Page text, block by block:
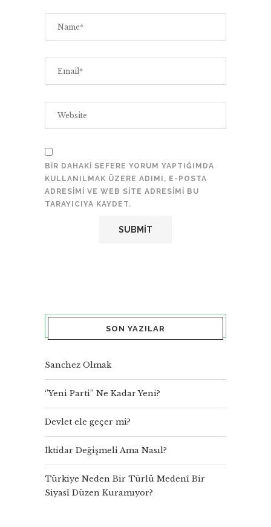
BIR DAHAKI SEFERE YORUM YAPTIĞIMDA
KULLANILMAK ÜZERE ADIMI, E-POSTA
ADRESIMI VE WEB SITE ADRESIMI BU
TARAYICIYA KAYDET.
SON YAZILAR
Sanchez Olmak
‘’Yeni Parti’’ Ne Kadar Yeni?
Devlet ele geçer mi?
İktidar Değişmeli Ama Nasıl?
Türkiye Neden Bir Türlü Medenî Bir
Siyasî Düzen Kuramıyor?